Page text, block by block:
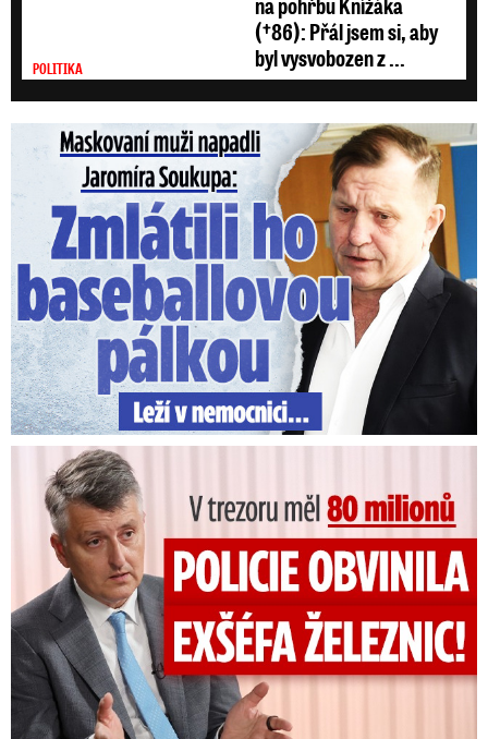
POLITIKA
(†86): Přál jsem si, aby
byl vysvobozen z ...
Maskovaní muži napadli Jaromíra Soukupa: Krvavá nakládačka
V trezoru měl 80 milionů: Policie obvinila exšéfa železnic!